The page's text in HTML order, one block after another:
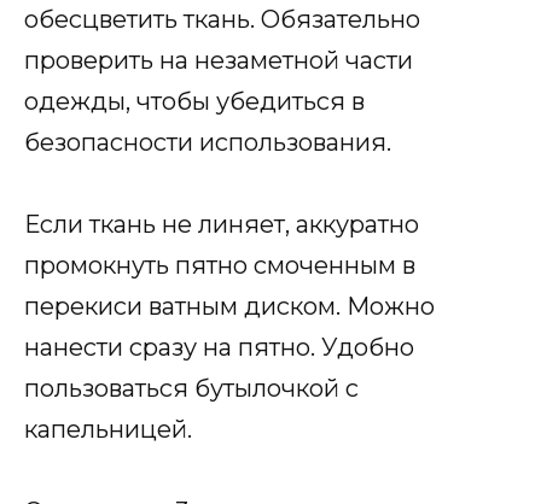
обесцветить ткань. Обязательно
проверить на незаметной части
одежды, чтобы убедиться в
безопасности использования.
Если ткань не линяет, аккуратно
промокнуть пятно смоченным в
перекиси ватным диском. Можно
нанести сразу на пятно. Удобно
пользоваться бутылочкой с
капельницей.